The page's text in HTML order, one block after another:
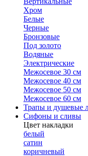
Хром
Белые
Черные
Бронзовые
Под золото
Водяные
Электрические
Межосевое 30 см
Межосевое 40 см
Межосевое 50 см
Межосевое 60 см
Трапы и душевые
Сифоны и сливы
Цвет накладки
белый
сатин
коричневый